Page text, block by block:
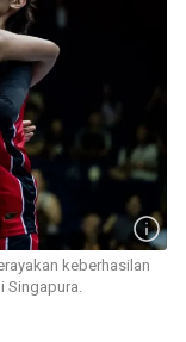
keberhasilan
Singapura.